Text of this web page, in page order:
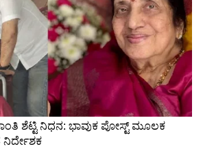
ದೆಹಲಿ
Karnataka Congress: ನಾರಿ
ವ್ಯೂಹದ ಸುಳಿ, ಕ್ಯಾಬಿನೆಟ್​ನಲ್ಲಿ
ಕಿಡಿ; ದಾರಿ ಯಾವುದಯ್ಯಾ?